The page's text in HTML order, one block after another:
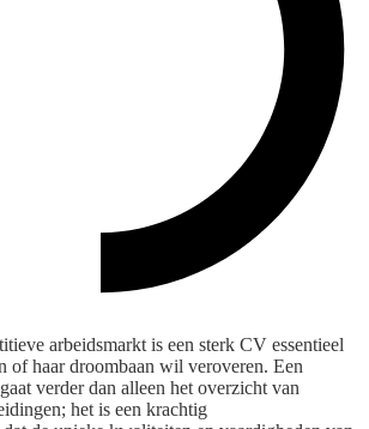
arbeidsmarkt is een sterk CV essentieel
of haar droombaan wil veroveren. Een
verder dan alleen het overzicht van
het is een krachtig